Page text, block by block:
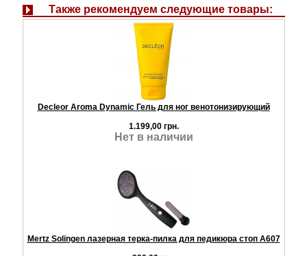
Также рекомендуем следующие товары:
Decleor Aroma Dynamic Гель для ног венотонизирующий
1.199,00 грн.
Нет в наличии
Mertz Solingen лазерная терка-пилка для педикюра стоп А607